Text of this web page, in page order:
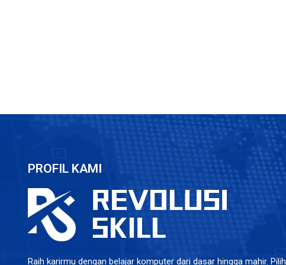
PROFIL KAMI
Raih karirmu dengan belajar komputer dari dasar hingga mahir. Pilih